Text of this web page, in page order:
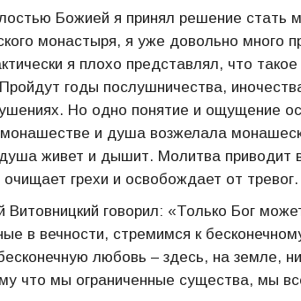
Божией я принял решение стать
монастыря, я уже довольно много
я плохо представлял, что
годы послушничества,
Но одно понятие и ощущение
и душа возжелала
живет и дышит. Молитва приводит
грехи и освобождает от тревог.
говорил: «Только Бог
в вечности, стремимся к
любовь – здесь, на земле,
что мы ограниченные существа, мы